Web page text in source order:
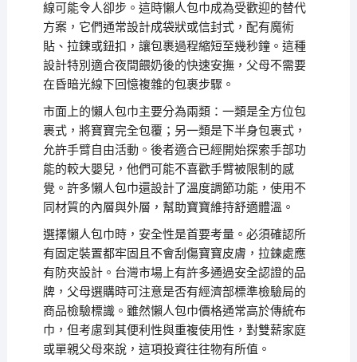
線可能令人卻步。這時懶人包巾成為受歡迎的替代
方案，它們通常設計成袋狀或信封式，配有魔術
貼、拉鍊或鈕扣，讓包裹過程縮短至幾秒鐘。這種
設計特別適合夜間餵奶後的快速安撫，父母不需要
在昏暗光線下回憶複雜的包裹步驟。
市面上的懶人包巾主要分為兩類：一類是全方位包
裹式，將寶寶完全包覆；另一類是下半身包裹式，
允許手臂自由活動。後者適合已經開始探索手部功
能的較大嬰兒，他們可能不喜歡手臂被限制的感
覺。許多懶人包巾還設計了溫度調節功能，使用不
同材質的內層與外層，幫助寶寶維持舒適體溫。
選擇懶人包巾時，安全性是首要考量。必須確認所
有固定裝置都牢固且不會刮傷寶寶皮膚，拉鍊處應
有防夾設計。台灣市場上有許多通過安全認證的品
牌，父母選購時可注意是否有經濟部標準檢驗局的
商品檢驗標識。雖然懶人包巾價格通常高於傳統布
巾，但考慮到其便利性與重複使用性，對雙薪家庭
或單親父母來說，這項投資往往物有所值。